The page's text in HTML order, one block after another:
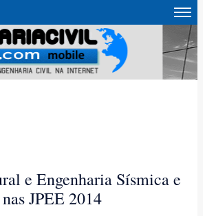
e Engenharia Sísmica e
JPEE 2014